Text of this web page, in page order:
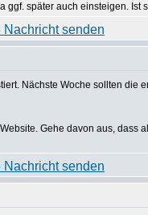
ggf. später auch einsteigen. Ist
Nächste Woche sollten die
Gehe davon aus,